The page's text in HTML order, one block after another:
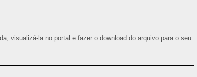
visualizá-la no portal e fazer o download do arquivo para o seu